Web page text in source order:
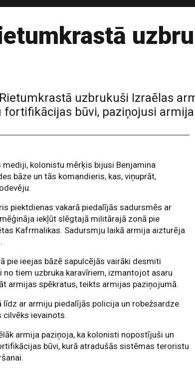
uzbrukuši Izraēlas
būvi, paziņojusi
mediji, kolonistu mērķis bijusi Benjamina
bāze un tās komandieris, kas, viņuprāt,
piektdienas vakarā piedalījās sadursmēs ar
iekļūt slēgtajā militārajā zonā pie
Kafrmalikas. Sadursmju laikā armija aizturēja
pie ieejas bāzē sapulcējās vairāki desmiti
no tiem uzbruka karavīriem, izmantojot asaru
armijas spēkratus, teikts armijas paziņojumā.
līdz ar armiju piedalījās policija un robežsardze.
cilvēks ievainots.
armija paziņoja, ka kolonisti nopostījuši un
būvi, kurā atradušās sistēmas teroristu